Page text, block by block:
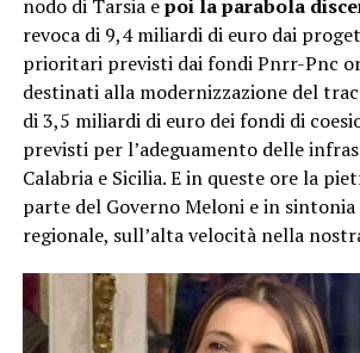
nodo di Tarsia epoi la parabola
revoca di 9,4 miliardi di euro dai
prioritari previsti dai fondi Pnrr-Pnc
destinati alla modernizzazione del
di 3,5 miliardi di euro dei fondi di
previsti per l’adeguamento delle
Calabria e Sicilia. E in queste ore la
parte del Governo Meloni e in
regionale, sull’alta velocità nella